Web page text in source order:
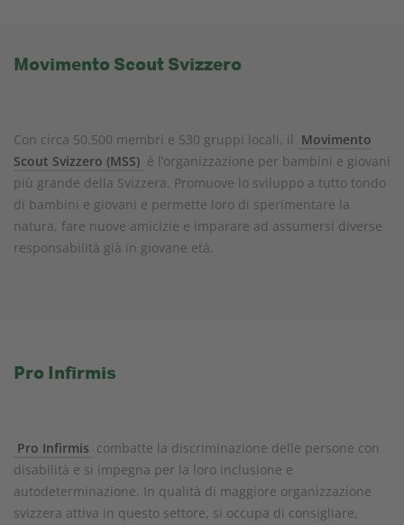
Movimento Scout Svizzero
Con circa 50.500 membri e 530 gruppi locali, il Movimento
Scout Svizzero (MSS) è l’organizzazione per bambini e giovani
più grande della Svizzera. Promuove lo sviluppo a tutto tondo
di bambini e giovani e permette loro di sperimentare la
natura, fare nuove amicizie e imparare ad assumersi diverse
responsabilità già in giovane età.
Pro Infirmis
Pro Infirmis combatte la discriminazione delle persone con
disabilità e si impegna per la loro inclusione e
autodeterminazione. In qualità di maggiore organizzazione
svizzera attiva in questo settore, si occupa di consigliare,